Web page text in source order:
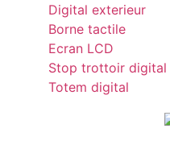
Digital exterieur
Borne tactile
Ecran LCD
Stop trottoir digital
Totem digital